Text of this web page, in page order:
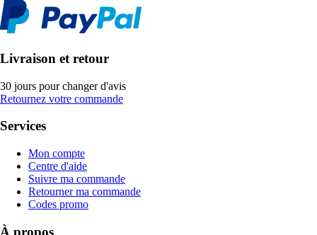
Livraison et retour
30 jours pour changer d'avis
Retournez votre commande
Services
Mon compte
Centre d'aide
Suivre ma commande
Retourner ma commande
Codes promo
À propos